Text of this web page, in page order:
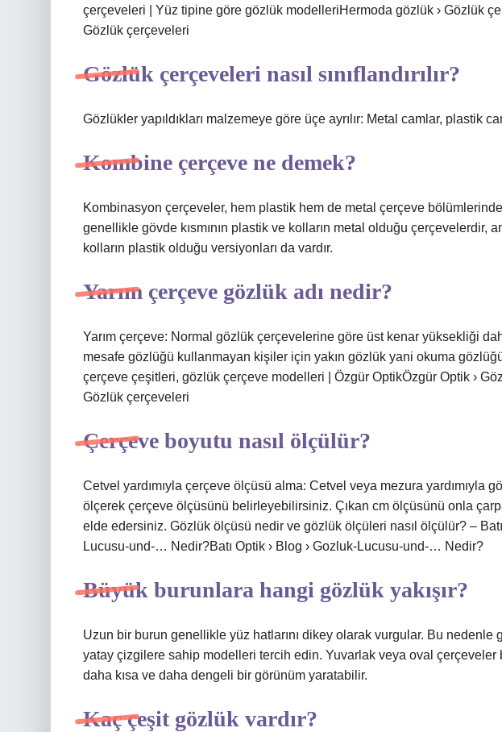
çerçeveleri | Yüz tipine göre gözlük modelleriHermoda gözlük › Gözlük
Gözlük çerçeveleri
Gözlük çerçeveleri nasıl sınıflandırılır?
Gözlükler yapıldıkları malzemeye göre üçe ayrılır: Metal camlar, plastik
Kombine çerçeve ne demek?
Kombinasyon çerçeveler, hem plastik hem de metal çerçeve
genellikle gövde kısmının plastik ve kolların metal olduğu çerçevelerdir,
kolların plastik olduğu versiyonları da vardır.
Yarım çerçeve gözlük adı nedir?
Yarım çerçeve: Normal gözlük çerçevelerine göre üst kenar yüksekliği
mesafe gözlüğü kullanmayan kişiler için yakın gözlük yani okuma
çerçeve çeşitleri, gözlük çerçeve modelleri | Özgür OptikÖzgür Optik ›
Gözlük çerçeveleri
Çerçeve boyutu nasıl ölçülür?
Cetvel yardımıyla çerçeve ölçüsü alma: Cetvel veya mezura yardımıyla
ölçerek çerçeve ölçüsünü belirleyebilirsiniz. Çıkan cm ölçüsünü onla
elde edersiniz. Gözlük ölçüsü nedir ve gözlük ölçüleri nasıl ölçülür? –
Lucusu-und-… Nedir?Batı Optik › Blog › Gozluk-Lucusu-und-… Nedir?
Büyük burunlara hangi gözlük yakışır?
Uzun bir burun genellikle yüz hatlarını dikey olarak vurgular. Bu nedenle
yatay çizgilere sahip modelleri tercih edin. Yuvarlak veya oval
daha kısa ve daha dengeli bir görünüm yaratabilir.
Kaç çeşit gözlük vardır?